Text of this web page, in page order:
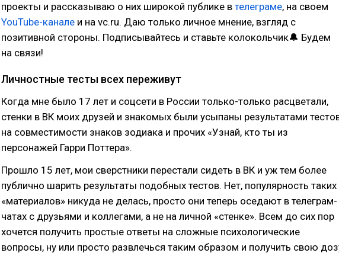
проекты и рассказываю о них широкой публике в телеграме, на своем
YouTube-канале и на vc.ru. Даю только личное мнение, взгляд с
позитивной стороны. Подписывайтесь и ставьте колокольчик🔔 Будем
на связи!
Личностные тесты всех переживут
Когда мне было 17 лет и соцсети в России только-только расцветали,
стенки в ВК моих друзей и знакомых были усыпаны результатами
на совместимости знаков зодиака и прочих «Узнай, кто ты из
персонажей Гарри Поттера».
Прошло 15 лет, мои сверстники перестали сидеть в ВК и уж тем более
публично шарить результаты подобных тестов. Нет, популярность таких
«материалов» никуда не делась, просто они теперь оседают в телеграм-
чатах с друзьями и коллегами, а не на личной «стенке». Всем до сих пор
хочется получить простые ответы на сложные психологические
вопросы, ну или просто развлечься таким образом и получить свою